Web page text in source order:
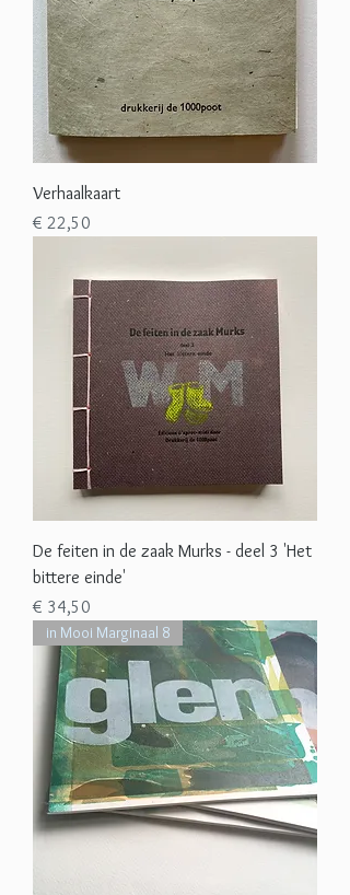
Verhaalkaart
Prijs
€ 22,50
De feiten in de zaak Murks - deel 3 'Het
bittere einde'
Prijs
€ 34,50
in Mooi Marginaal 8